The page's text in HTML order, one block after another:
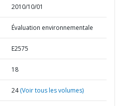
2010/10/01
Évaluation environnementale
E2575
18
24(Voir tous les volumes)